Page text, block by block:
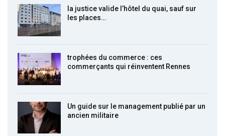
la justice valide l’hôtel du quai, sauf sur
les places…
trophées du commerce : ces
commerçants qui réinventent Rennes
Un guide sur le management publié par un
ancien militaire